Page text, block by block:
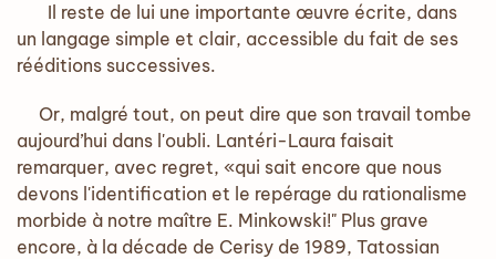
Il reste de lui une importante œuvre écrite, dans
un langage simple et clair, accessible du fait de ses
rééditions successives.
Or, malgré tout, on peut dire que son travail tombe
aujourd’hui dans l'oubli. Lantéri-Laura faisait
remarquer, avec regret, «qui sait encore que nous
devons l'identification et le repérage du rationalisme
morbide à notre maître E. Minkowski!" Plus grave
encore, à la décade de Cerisy de 1989, Tatossian